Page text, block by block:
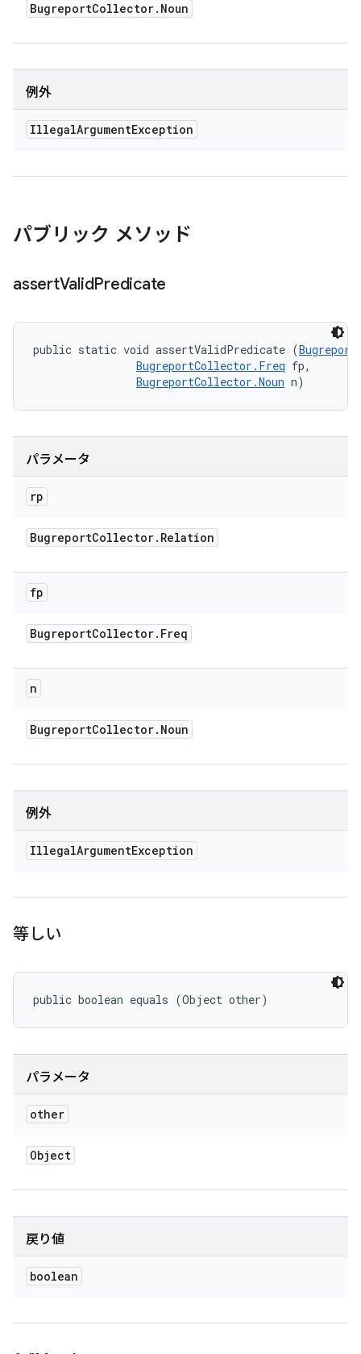
BugreportCollector. Noun
例外
IllegalArgumentException
パブリック メソッド
assertValidPredicate
public static void assertValidPredicate (
BugreportCollector.Freq fp,
BugreportCollector.Noun n)
パラメータ
rp
BugreportCollector. Relation
fp
BugreportCollector. Freq
n
BugreportCollector. Noun
例外
IllegalArgumentException
等しい
public boolean equals (Object other)
パラメータ
other
Object
戻り値
boolean